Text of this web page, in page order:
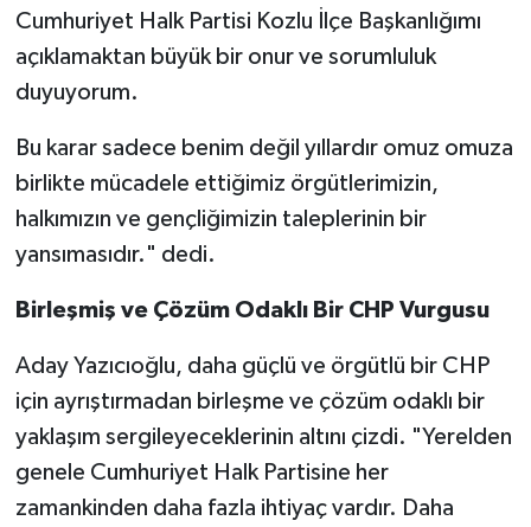
Cumhuriyet Halk Partisi Kozlu İlçe Başkanlığımı
açıklamaktan büyük bir onur ve sorumluluk
duyuyorum.
Bu karar sadece benim değil yıllardır omuz omuza
birlikte mücadele ettiğimiz örgütlerimizin,
halkımızın ve gençliğimizin taleplerinin bir
yansımasıdır." dedi.
Birleşmiş ve Çözüm Odaklı Bir CHP Vurgusu
Aday Yazıcıoğlu, daha güçlü ve örgütlü bir CHP
için ayrıştırmadan birleşme ve çözüm odaklı bir
yaklaşım sergileyeceklerinin altını çizdi. "Yerelden
genele Cumhuriyet Halk Partisine her
zamankinden daha fazla ihtiyaç vardır. Daha